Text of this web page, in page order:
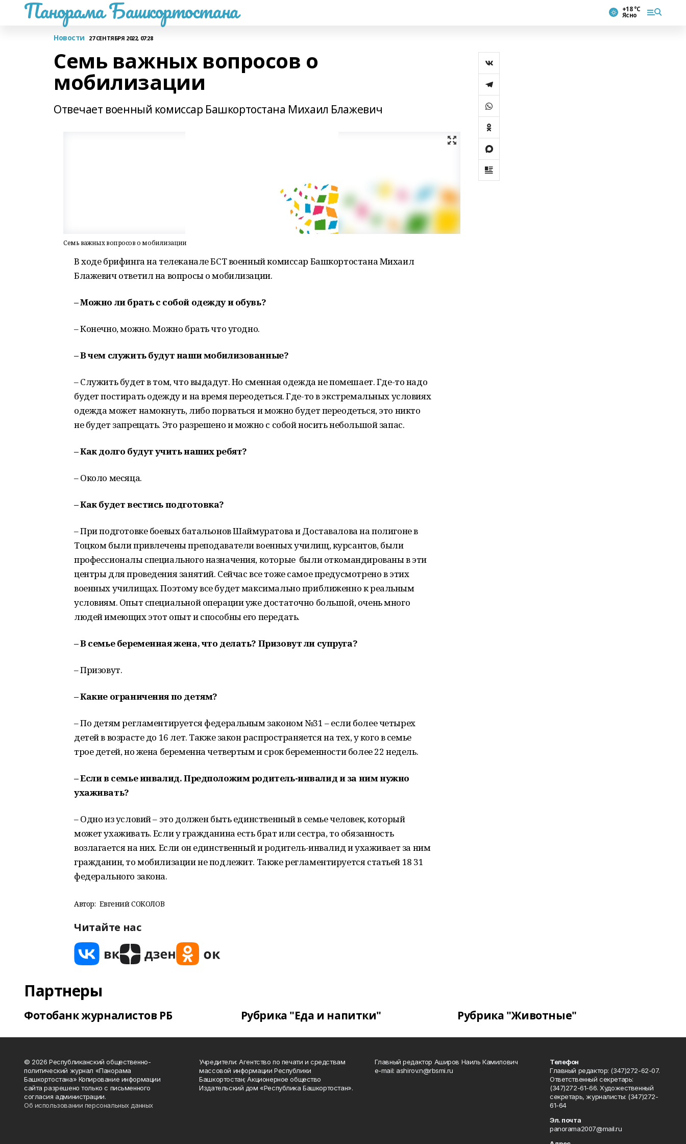
Панорама Башкортостана +18 °С
Ясно
Новости 27 СЕНТЯБРЯ 2022, 07:28
Семь важных вопросов о
мобилизации
Отвечает военный комиссар Башкортостана Михаил Блажевич
Семь важных вопросов о мобилизации
В ходе брифинга на телеканале БСТ военный комиссар Башкортостана Михаил
Блажевич ответил на вопросы о мобилизации.
– Можно ли брать с собой одежду и обувь?
– Конечно, можно. Можно брать что угодно.
– В чем служить будут наши мобилизованные?
– Служить будет в том, что выдадут. Но сменная одежда не помешает. Где-то надо
будет постирать одежду и на время переодеться. Где-то в экстремальных условиях
одежда может намокнуть, либо порваться и можно будет переодеться, это никто
не будет запрещать. Это разрешено и можно с собой носить небольшой запас.
– Как долго будут учить наших ребят?
– Около месяца.
– Как будет вестись подготовка?
– При подготовке боевых батальонов Шаймуратова и Доставалова на полигоне в
Тоцком были привлечены преподаватели военных училищ, курсантов, были
профессионалы специального назначения, которые были откомандированы в эти
центры для проведения занятий. Сейчас все тоже самое предусмотрено в этих
военных училищах. Поэтому все будет максимально приближенно к реальным
условиям. Опыт специальной операции уже достаточно большой, очень много
людей имеющих этот опыт и способны его передать.
– В семье беременная жена, что делать? Призовут ли супруга?
– Призовут.
– Какие ограничения по детям?
– По детям регламентируется федеральным законом №31 – если более четырех
детей в возрасте до 16 лет. Также закон распространяется на тех, у кого в семье
трое детей, но жена беременна четвертым и срок беременности более 22 недель.
– Если в семье инвалид. Предположим родитель-инвалид и за ним нужно
ухаживать?
– Одно из условий – это должен быть единственный в семье человек, который
может ухаживать. Если у гражданина есть брат или сестра, то обязанность
возлагается на них. Если он единственный и родитель-инвалид и ухаживает за ним
гражданин, то мобилизации не подлежит. Также регламентируется статьей 18 31
федерального закона.
Автор: Евгений СОКОЛОВ
Читайте нас
Партнеры
Фотобанк журналистов РБ Рубрика "Еда и напитки" Рубрика "Животные"
© 2026 Республиканский общественно-
политический журнал «Панорама
Башкортостана» Копирование информации
сайта разрешено только с письменного
согласия администрации.
Об использовании персональных данных
Учредители: Агентство по печати и средствам
массовой информации Республики
Башкортостан; Акционерное общество
Издательский дом «Республика Башкортостан».
Главный редактор Аширов Наиль Камилович
e-mail: ashirov.n@rbsmi.ru
Телефон
Главный редактор: (347)272-62-07.
Ответственный секретарь:
(347)272-61-66. Художественный
секретарь, журналисты: (347)272-
61-64
Эл. почта
panorama2007@mail.ru